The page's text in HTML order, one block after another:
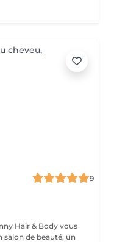
9
salon de beauté, un